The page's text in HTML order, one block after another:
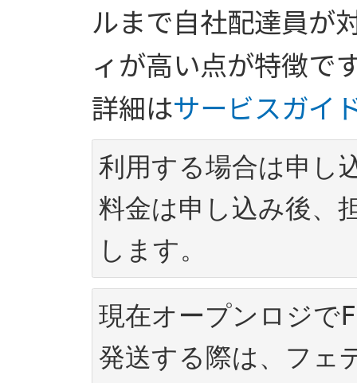
ルまで自社配達員が
ィが高い点が特徴で
詳細はサービスガイ
利用する場合は申し
料金は申し込み後、
します。
現在オープンロジで
発送する際は、フェ